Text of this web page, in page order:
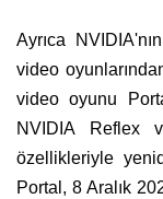
Ayrıca
video
video oyunu
NVIDIA Reflex
özellikleriyle
Portal, 8 Aralık